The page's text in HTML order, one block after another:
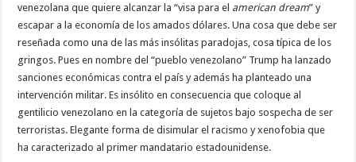
venezolana que quiere alcanzar la “visa para el american dream” y
escapar a la economía de los amados dólares. Una cosa que debe ser
reseñada como una de las más insólitas paradojas, cosa típica de los
gringos. Pues en nombre del “pueblo venezolano” Trump ha lanzado
sanciones económicas contra el país y además ha planteado una
intervención militar. Es insólito en consecuencia que coloque al
gentilicio venezolano en la categoría de sujetos bajo sospecha de ser
terroristas. Elegante forma de disimular el racismo y xenofobia que
ha caracterizado al primer mandatario estadounidense.